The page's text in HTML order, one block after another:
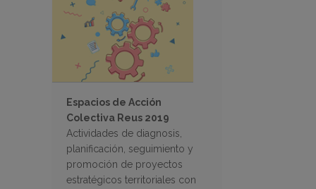
Espacios de Acción
Colectiva Reus 2019
Actividades de diagnosis,
planificación, seguimiento y
promoción de proyectos
estratégicos territoriales con